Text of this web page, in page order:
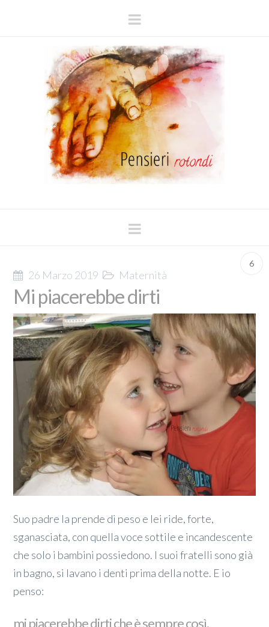
Navigation
Navigation
6
26 Marzo 2019 Maternità
Mi piacerebbe dirti
Suo padre la prende di peso e lei ride, forte,
sganasciata, con quella voce sottile e incandescente
che solo i bambini possiedono. I suoi fratelli sono già
in bagno, si lavano i denti prima della notte. E io
penso:
mi piacerebbe dirti che è sempre così.